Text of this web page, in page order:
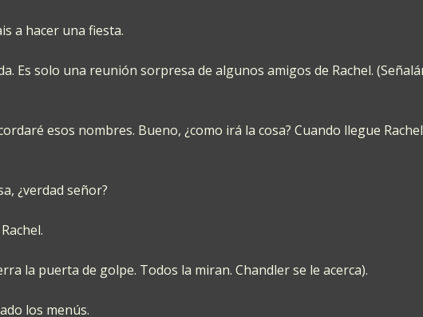
a hacer una fiesta.
Es solo una reunión sorpresa de algunos amigos de Rachel.
esos nombres. Bueno, ¿como irá la cosa? Cuando llegue
¿verdad señor?
la puerta de golpe. Todos la miran. Chandler se le acerca).
los menús.